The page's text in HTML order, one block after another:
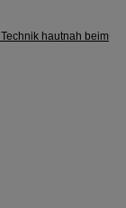
hautnah beim